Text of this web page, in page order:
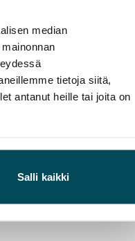
median
tietoja siitä,
antanut heille tai joita on
Salli kaikki